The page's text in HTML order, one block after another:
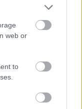
web or
to